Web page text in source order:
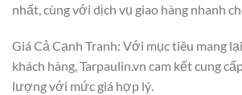
nhất, cùng với dịch vụ giao hàng nhanh
Giá Cả Cạnh Tranh: Với mục tiêu mang
khách hàng, Tarpaulin.vn cam kết cung
lượng với mức giá hợp lý.